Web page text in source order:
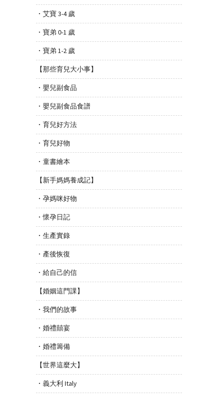
・艾寶 3-4 歲
・寶弟 0-1 歲
・寶弟 1-2 歲
【那些育兒大小事】
・嬰兒副食品
・嬰兒副食品食譜
・育兒好方法
・育兒好物
・童書繪本
【新手媽媽養成記】
・孕媽咪好物
・懷孕日記
・生產實錄
・產後恢復
・給自己的信
【婚姻這門課】
・我們的故事
・婚禮囍宴
・婚禮籌備
【世界這麼大】
・義大利 Italy